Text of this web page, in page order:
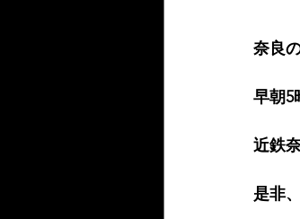
奈良
早朝5
近鉄
是非